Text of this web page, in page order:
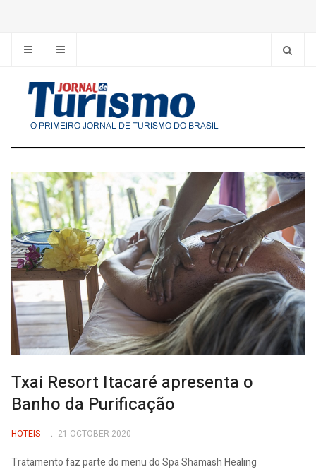
Txai Resort Itacaré apresenta o
Banho da Purificação
HOTEIS 21 OCTOBER 2020
Tratamento faz parte do menu do Spa Shamash Healing